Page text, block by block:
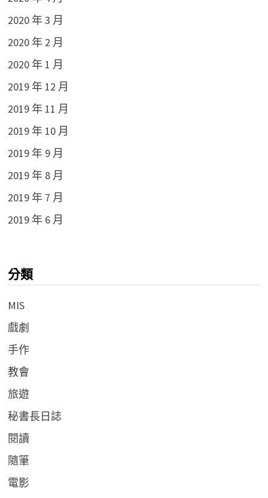
2020 年 3 月
2020 年 2 月
2020 年 1 月
2019 年 12 月
2019 年 11 月
2019 年 10 月
2019 年 9 月
2019 年 8 月
2019 年 7 月
2019 年 6 月
分類
MIS
戲劇
手作
教會
旅遊
秘書長日誌
閱讀
隨筆
電影